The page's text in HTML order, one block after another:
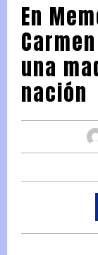
En
una
nación